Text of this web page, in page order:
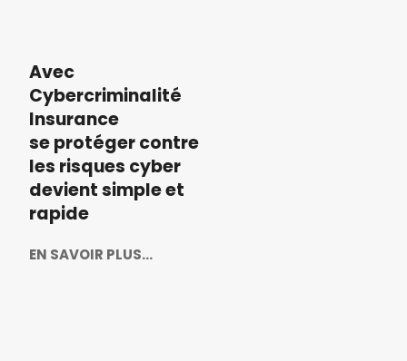
Avec
Cybercriminalité
Insurance
se protéger contre
les risques cyber
devient simple et
rapide
EN SAVOIR PLUS…